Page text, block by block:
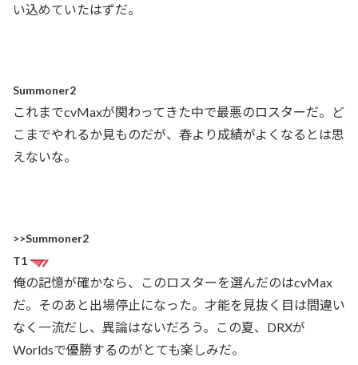
い込めていたはずだ。
Summoner2
これまでcvMaxが関わってきた中で最悪のロスターだ。ど
こまでやれるか見ものだが、春より成績がよくなるとは思
えないな。
>>Summoner2
T1
俺の記憶が確かなら、このロスターを選んだのはcvMax
だ。そのあと出場停止になった。才能を見抜く目は間違い
なく一流だし、異論はないだろう。この夏、DRXが
Worldsで優勝するのがとても楽しみだ。